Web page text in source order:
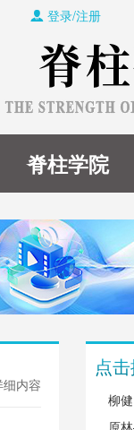
 登录/注册
脊柱学院
内容
点
柳健
原